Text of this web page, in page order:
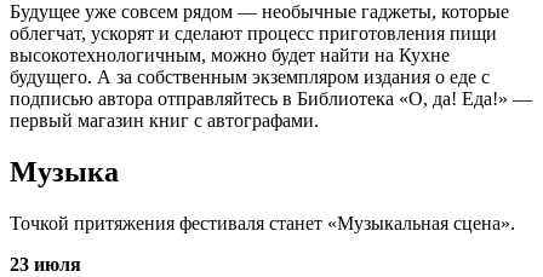
Будущее уже совсем рядом — необычные гаджеты, которые
облегчат, ускорят и сделают процесс приготовления пищи
высокотехнологичным, можно будет найти на Кухне
будущего. А за собственным экземпляром издания о еде с
подписью автора отправляйтесь в Библиотека «О, да! Еда!» —
первый магазин книг с автографами.
Музыка
Точкой притяжения фестиваля станет «Музыкальная сцена».
23 июля